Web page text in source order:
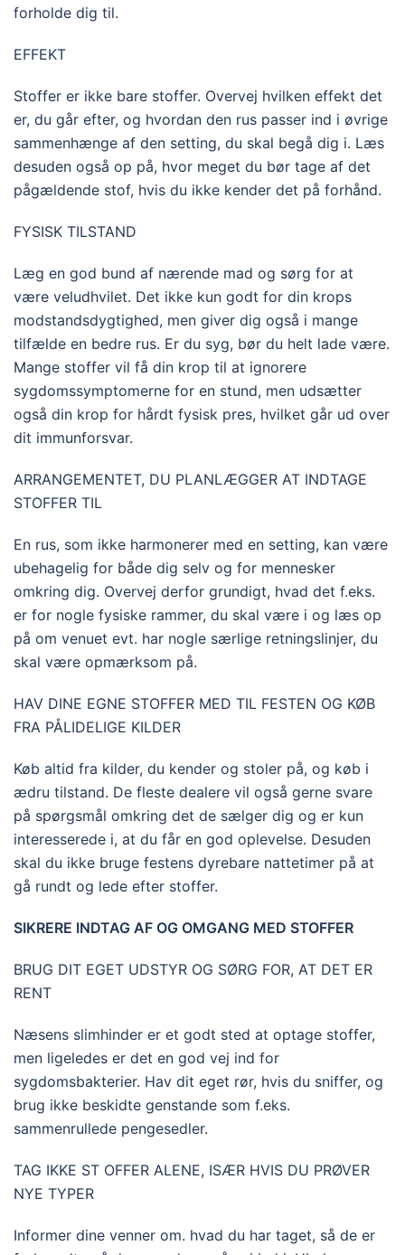
forholde dig til.
EFFEKT
Stoffer er ikke bare stoffer. Overvej hvilken effekt det
er, du går efter, og hvordan den rus passer ind i øvrige
sammenhænge af den setting, du skal begå dig i. Læs
desuden også op på, hvor meget du bør tage af det
pågældende stof, hvis du ikke kender det på forhånd.
FYSISK TILSTAND
Læg en god bund af nærende mad og sørg for at
være veludhvilet. Det ikke kun godt for din krops
modstandsdygtighed, men giver dig også i mange
tilfælde en bedre rus. Er du syg, bør du helt lade være.
Mange stoffer vil få din krop til at ignorere
sygdomssymptomerne for en stund, men udsætter
også din krop for hårdt fysisk pres, hvilket går ud over
dit immunforsvar.
ARRANGEMENTET, DU PLANLÆGGER AT INDTAGE
STOFFER TIL
En rus, som ikke harmonerer med en setting, kan være
ubehagelig for både dig selv og for mennesker
omkring dig. Overvej derfor grundigt, hvad det f.eks.
er for nogle fysiske rammer, du skal være i og læs op
på om venuet evt. har nogle særlige retningslinjer, du
skal være opmærksom på.
HAV DINE EGNE STOFFER MED TIL FESTEN OG KØB
FRA PÅLIDELIGE KILDER
Køb altid fra kilder, du kender og stoler på, og køb i
ædru tilstand. De fleste dealere vil også gerne svare
på spørgsmål omkring det de sælger dig og er kun
interesserede i, at du får en god oplevelse. Desuden
skal du ikke bruge festens dyrebare nattetimer på at
gå rundt og lede efter stoffer.
SIKRERE INDTAG AF OG OMGANG MED STOFFER
BRUG DIT EGET UDSTYR OG SØRG FOR, AT DET ER
RENT
Næsens slimhinder er et godt sted at optage stoffer,
men ligeledes er det en god vej ind for
sygdomsbakterier. Hav dit eget rør, hvis du sniffer, og
brug ikke beskidte genstande som f.eks.
sammenrullede pengesedler.
TAG IKKE ST OFFER ALENE, ISÆR HVIS DU PRØVER
NYE TYPER
Informer dine venner om. hvad du har taget, så de er